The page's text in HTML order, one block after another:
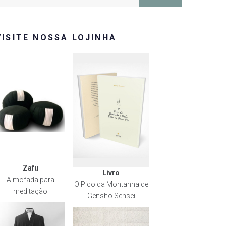
NOSSA LOJINHA
Zafu
Almofada para
meditação
Livro
O Pico da Montanha de
Gensho Sensei